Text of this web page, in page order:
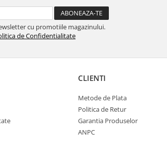
cu promotiile magazinului.
de Confidentialitate
CLIENTI
Metode de Plata
Politica de Retur
Garantia Produselor
ANPC